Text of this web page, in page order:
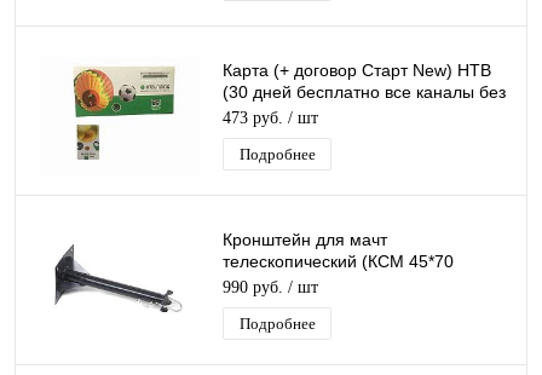
Карта (+ договор Старт New) НТВ
(30 дней бесплатно все каналы без
регистрации + 199руб на балансе)
473 руб. / шт
Подробнее
Кронштейн для мачт
телескопический (КСМ 45*70
(КРЫМ 40-70 см Rexant)
990 руб. / шт
Подробнее